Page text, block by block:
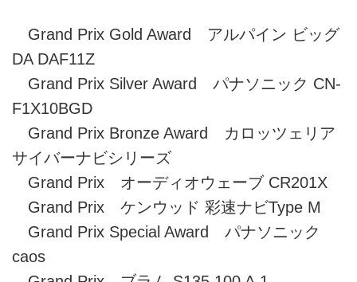
Grand Prix Gold Award アルパイン ビッグ
DA DAF11Z
Grand Prix Silver Award パナソニック CN-
F1X10BGD
Grand Prix Bronze Award カロッツェリア
サイバーナビシリーズ
Grand Prix オーディオウェーブ CR201X
Grand Prix ケンウッド 彩速ナビType M
Grand Prix Special Award パナソニック
caos